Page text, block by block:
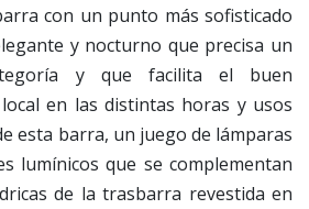
con un punto más sofisticado
y nocturno que precisa un
y que facilita el buen
en las distintas horas y usos
esta barra, un juego de lámparas
lumínicos que se complementan
de la trasbarra revestida en